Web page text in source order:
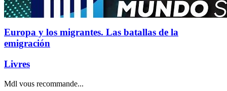
Europa y los migrantes. Las batallas de la
emigración
Livres
Mdl vous recommande...